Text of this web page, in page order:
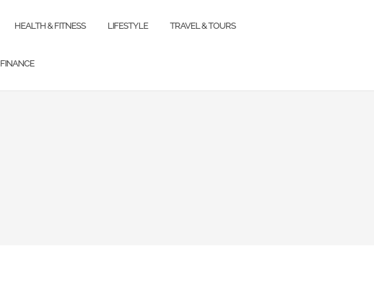
HEALTH & FITNESS LIFESTYLE TRAVEL & TOURS
FINANCE